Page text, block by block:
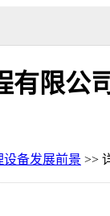
有限公
设备发展前景 >>